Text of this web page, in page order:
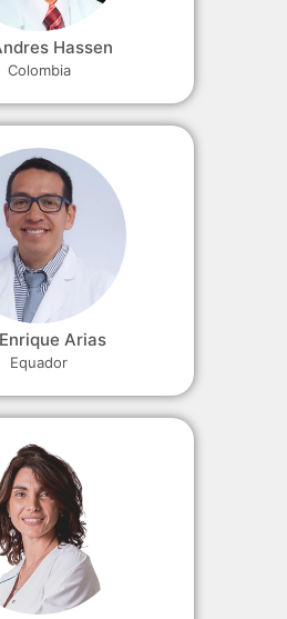
Hassen
Colombia
Arias
Equador